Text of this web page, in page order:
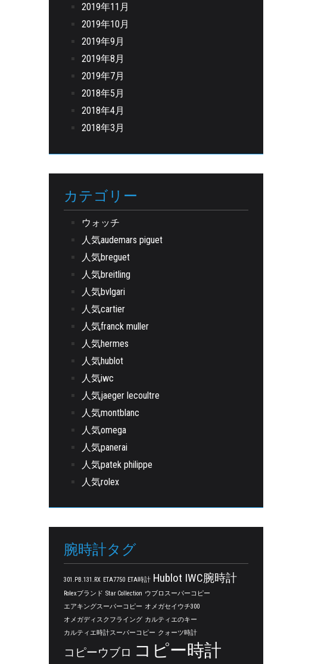
2019年11月
2019年10月
2019年9月
2019年8月
2019年7月
2018年5月
2018年4月
2018年3月
カテゴリー
ウォッチ
人気audemars piguet
人気breguet
人気breitling
人気bvlgari
人気cartier
人気franck muller
人気hermes
人気hublot
人気iwc
人気jaeger lecoultre
人気montblanc
人気omega
人気panerai
人気patek philippe
人気rolex
腕時計タグ
301.PB.131.RX ETA7750 ETA時計 Hublot IWC腕時計
Rolexブランド Star Collection ウブロスーパーコピー
エアキングスーパーコピー オメガセイウチ300
オメガディスクフライング カルティエのキー
カルティエ時計スーパーコピー クォーツ時計
コピーウブロ コピー時計